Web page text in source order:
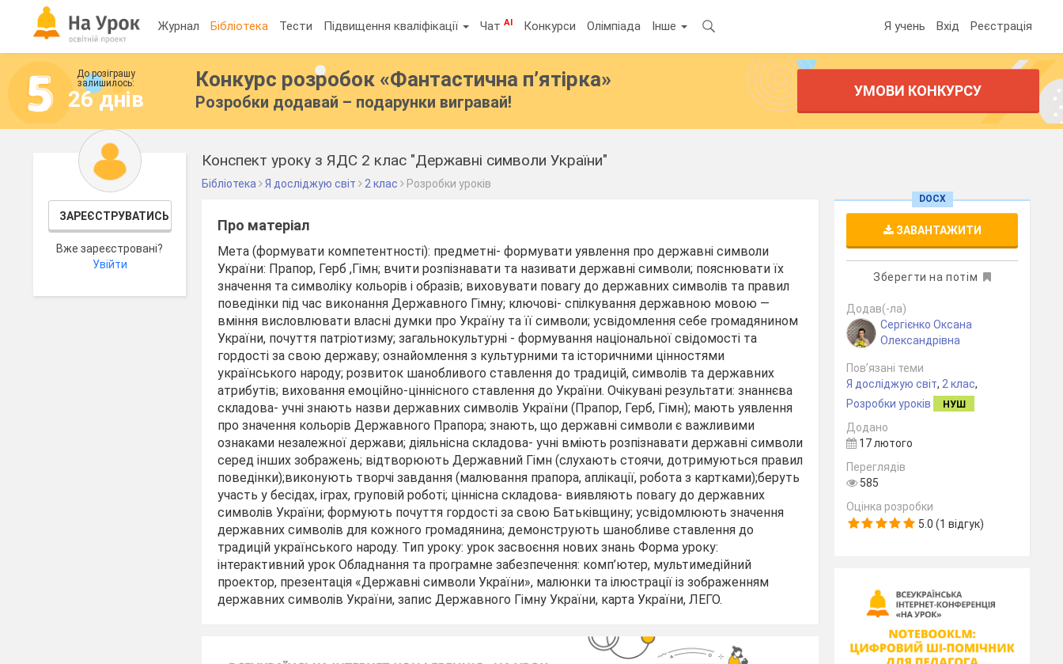
Журнал Бібліотека Тести Підвищення кваліфікації ЧатAI Конкурси Олімпіада Інше Я учень Вхід Реєстрація
До розіграшу
залишилось:
26 днів
Конкурс розробок «Фантастична п’ятірка»
Розробки додавай – подарунки вигравай!
УМОВИ КОНКУРСУ
ЗАРЕЄСТРУВАТИСЬ
Вже зареєстровані?
Увійти
Конспект уроку з ЯДС 2 клас "Державні символи України"
Бібліотека Я досліджую світ 2 клас Розробки уроків
Про матеріал
Мета (формувати компетентності): предметні- формувати уявлення про державні символи
України: Прапор, Герб ,Гімн; вчити розпізнавати та називати державні символи; пояснювати їх
значення та символіку кольорів і образів; виховувати повагу до державних символів та правил
поведінки під час виконання Державного Гімну; ключові- спілкування державною мовою —
вміння висловлювати власні думки про Україну та її символи; усвідомлення себе громадянином
України, почуття патріотизму; загальнокультурні - формування національної свідомості та
гордості за свою державу; ознайомлення з культурними та історичними цінностями
українського народу; розвиток шанобливого ставлення до традицій, символів та державних
атрибутів; виховання емоційно-ціннісного ставлення до України. Очікувані результати: знаннєва
складова- учні знають назви державних символів України (Прапор, Герб, Гімн); мають уявлення
про значення кольорів Державного Прапора; знають, що державні символи є важливими
ознаками незалежної держави; діяльнісна складова- учні вміють розпізнавати державні символи
серед інших зображень; відтворюють Державний Гімн (слухають стоячи, дотримуються правил
поведінки);виконують творчі завдання (малювання прапора, аплікації, робота з картками);беруть
участь у бесідах, іграх, груповій роботі; ціннісна складова- виявляють повагу до державних
символів України; формують почуття гордості за свою Батьківщину; усвідомлюють значення
державних символів для кожного громадянина; демонструють шанобливе ставлення до
традицій українського народу. Тип уроку: урок засвоєння нових знань Форма уроку:
інтерактивний урок Обладнання та програмне забезпечення: комп’ютер, мультимедійний
проектор, презентація «Державні символи України», малюнки та ілюстрації із зображенням
державних символів України, запис Державного Гімну України, карта України, ЛЕГО.
DOCX
ЗАВАНТАЖИТИ
Зберегти на потім
Додав(-ла)
Сергієнко Оксана
Олександрівна
Пов’язані теми
Я досліджую світ, 2 клас,
Розробки уроків
НУШ
Додано
17 лютого
Переглядів
585
Оцінка розробки
5.0 (1 відгук)